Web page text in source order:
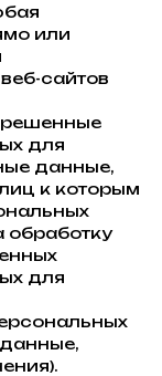
или
сайтов
для
данные,
к которым
обработку
для